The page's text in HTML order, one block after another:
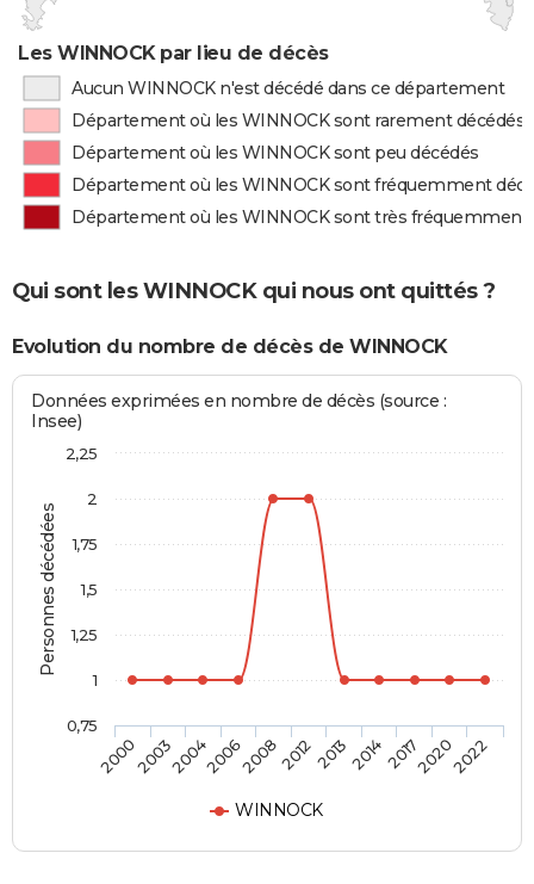
Les WINNOCK par lieu de décès
Aucun WINNOCK n'est décédé dans ce département
Département où les WINNOCK sont rarement décédés
Département où les WINNOCK sont peu décédés
Département où les WINNOCK sont fréquemment
Département où les WINNOCK sont très fréquemment
Qui sont les WINNOCK qui nous ont quittés ?
Evolution du nombre de décès de WINNOCK
Personnes décédées
Données exprimées en nombre de décès (source :
Insee)
WINNOCK
20002003200420062008201220132014201720202022
0,75
1
1,25
1,5
1,75
2
2,25